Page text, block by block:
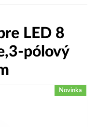
LED 8
pólový
Novinka